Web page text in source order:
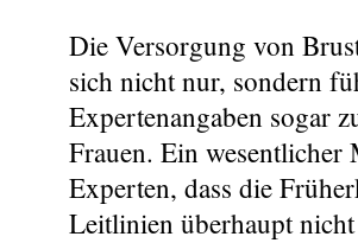
Die Versorgung von
sich nicht nur, sondern
Expertenangaben sogar
Frauen. Ein wesentlicher
Experten, dass die
Leitlinien überhaupt